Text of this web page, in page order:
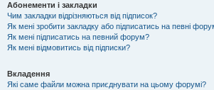
Абонементи і закладки
Чим закладки відрізняються від підписок?
Як мені зробити закладку або підписатись на певні
Як мені підписатись на певний форум?
Як мені відмовитись від підписки?
Вкладення
Які саме файли можна приєднувати на цьому форумі?